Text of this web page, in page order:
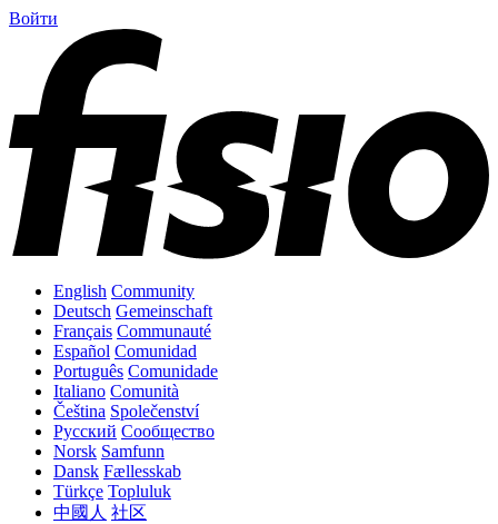
Войти
English Community
Deutsch Gemeinschaft
Français Communauté
Español Comunidad
Português Comunidade
Italiano Comunità
Čeština Společenství
Русский Сообщество
Norsk Samfunn
Dansk Fællesskab
Türkçe Topluluk
中國人 社区